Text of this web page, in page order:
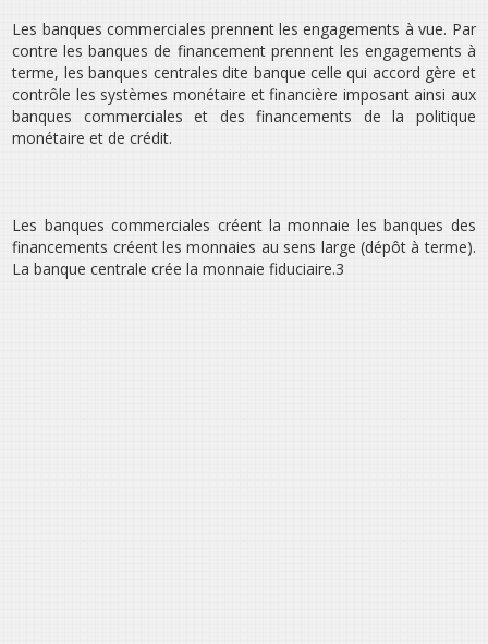
Les banques commerciales prennent les engagements à vue. Par
contre les banques de financement prennent les engagements à
terme, les banques centrales dite banque celle qui accord gère et
contrôle les systèmes monétaire et financière imposant ainsi aux
banques commerciales et des financements de la politique
monétaire et de crédit.
Les banques commerciales créent la monnaie les banques des
financements créent les monnaies au sens large (dépôt à terme).
La banque centrale crée la monnaie fiduciaire.3